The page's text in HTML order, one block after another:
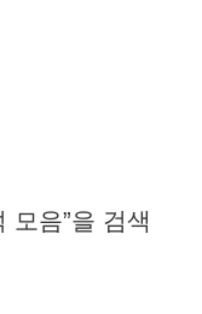
모음”을 검색